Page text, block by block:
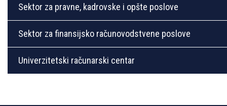
Sektor za pravne, kadrovske i opšte poslove
Sektor za finansijsko računovodstvene poslove
Univerzitetski računarski centar